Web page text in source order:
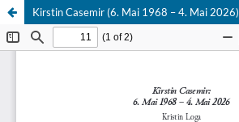
Kirstin Casemir (6. Mai 1968 – 4. Mai 2026)